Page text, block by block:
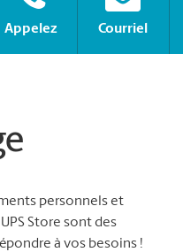
Appelez Courriel
personnels et
Store sont des
à vos besoins !